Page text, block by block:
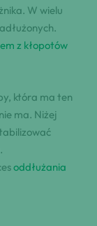
W wielu
z kłopotów
która ma ten
ma. Niżej
oddłużania